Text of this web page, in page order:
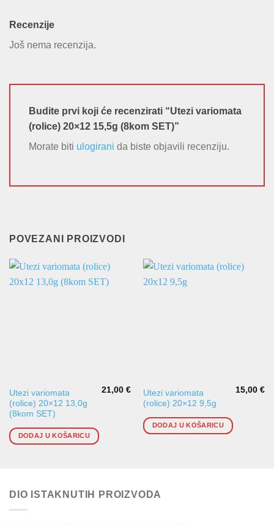
Recenzije
Još nema recenzija.
Budite prvi koji će recenzirati “Utezi variomata
(rolice) 20×12 15,5g (8kom SET)”
Morate biti ulogirani da biste objavili recenziju.
POVEZANI PROIZVODI
Utezi variomata
(rolice) 20×12 13,0g
(8kom SET)
21,00€
DODAJ U KOŠARICU
Utezi variomata
(rolice) 20×12 9,5g
15,00€
DODAJ U KOŠARICU
DIO ISTAKNUTIH PROIZVODA